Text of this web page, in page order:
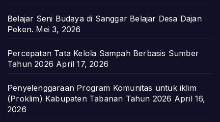
Belajar Seni Budaya di Sanggar Belajar Desa Dajan
Peken. Mei 3, 2026
Percepatan Tata Kelola Sampah Berbasis Sumber
Tahun 2026 April 17, 2026
Penyelenggaraan Program Komunitas untuk iklim
(Proklim) Kabupaten Tabanan Tahun 2026 April 16,
2026